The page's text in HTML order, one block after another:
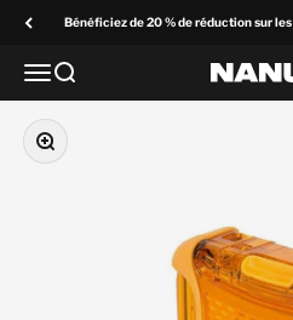
Bénéficiez de 20 % de réduction sur
MenuRecherchez NANUK
Zoom